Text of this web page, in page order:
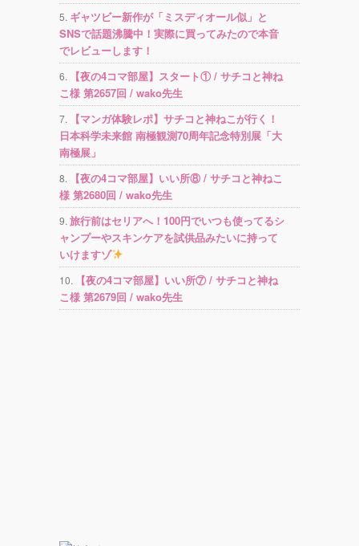
ギャツビー新作が「ミスディオール似」と
SNSで話題沸騰中！実際に買ってみたので本音
でレビューします！
【夜の4コマ部屋】スタート① / サチコと神ね
こ様 第2657回 / wako先生
【マンガ体験レポ】サチコと神ねこが行く！
日本科学未来館 南極観測70周年記念特別展「大
南極展」
【夜の4コマ部屋】いい所⑧ / サチコと神ねこ
様 第2680回 / wako先生
旅行前はセリアへ！100円でいつも使ってるシ
ャンプーやスキンケアを試供品みたいに持って
いけますゾ
【夜の4コマ部屋】いい所⑦ / サチコと神ね
こ様 第2679回 / wako先生